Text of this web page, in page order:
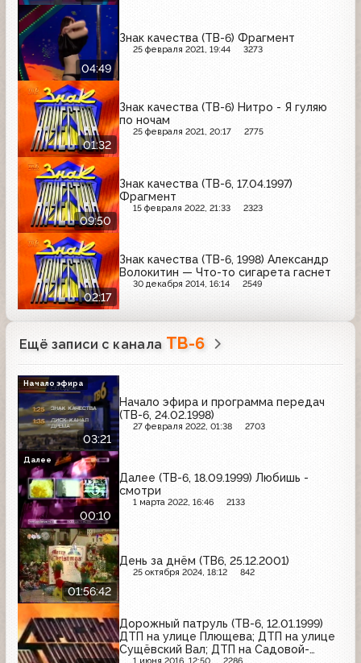
04:49
Знак качества (ТВ-6) Фрагмент
25 февраля 2021, 19:44 3273
01:32
Знак качества (ТВ-6) Нитро - Я гуляю
по ночам
25 февраля 2021, 20:17 2775
09:50
Знак качества (ТВ-6, 17.04.1997)
Фрагмент
15 февраля 2022, 21:33 2323
02:17
Знак качества (ТВ-6, 1998) Александр
Волокитин — Что-то сигарета гаснет
30 декабря 2014, 16:14 2549
Ещё записи с канала ТВ-6
03:21
Начало эфира и программа передач
(ТВ-6, 24.02.1998)
27 февраля 2022, 01:38 2703
Начало эфира
00:10
Далее (ТВ-6, 18.09.1999) Любишь -
смотри
1 марта 2022, 16:46 2133
Далее
01:56:42
День за днём (ТВ6, 25.12.2001)
25 октября 2024, 18:12 842
Дорожный патруль (ТВ-6, 12.01.1999)
ДТП на улице Плющева; ДТП на улице
Сущёвский Вал; ДТП на Садовой-